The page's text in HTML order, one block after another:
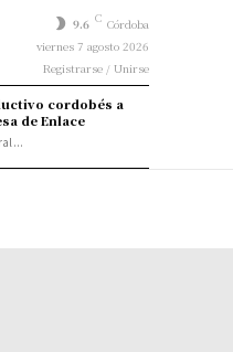
9.6 C Córdoba
viernes 7 agosto 2026
Registrarse / Unirse
cordobés a
de Enlace